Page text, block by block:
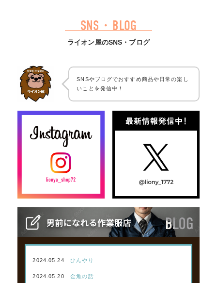
SNS・BLOG
ライオン屋のSNS・ブログ
SNSやブログでおすすめ商品や日常の楽し
いことを発信中！
2024.05.24 ひんやり
2024.05.20 金魚の話